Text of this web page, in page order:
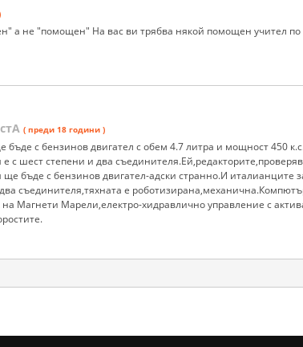
а не "помощен" На вас ви трябва някой помощен учител по
( преди 18 години )
бъде с бензинов двигател с обем 4.7 литра и мощност 450
е с шест степени и два
бъде с бензинов двигател-адски странно.И италианците
два съединителя,тяхната е
Магнети Марели,електро-хидравлично управление с